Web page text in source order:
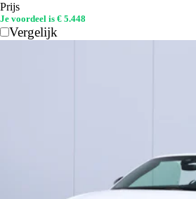
Prijs
Je voordeel is € 5.448
Vergelijk